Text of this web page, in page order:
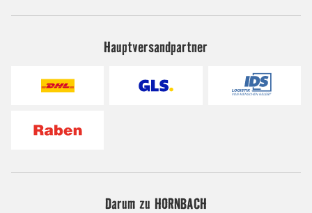
Hauptversandpartner
Darum zu HORNBACH